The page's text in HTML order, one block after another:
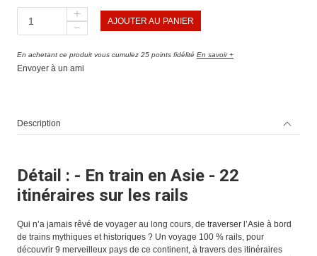
AJOUTER AU PANIER
En achetant ce produit vous cumulez 25 points fidélité En savoir +
Envoyer à un ami
Description
Détail : - En train en Asie - 22
itinéraires sur les rails
Qui n’a jamais rêvé de voyager au long cours, de traverser l’Asie à bord
de trains mythiques et historiques ? Un voyage 100 % rails, pour
découvrir 9 merveilleux pays de ce continent, à travers des itinéraires